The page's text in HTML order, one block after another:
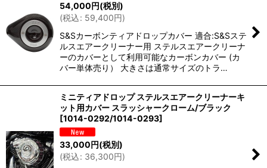
54,000円(税別)
(税込: 59,400円)
S&Sカーボンティアドロップカバー 適合:S&Sステ
ルスエアークリーナー用 ステルスエアークリーナ
ーのカバーとして利用可能なカーボンカバー (カ
バー単体売り） 大きさは通常サイズのトラ…
ミニティアドロップ ステルスエアークリーナーキ
ット用カバー スラッシャークローム/ブラック
[1014-0292/1014-0293]
33,000円(税別)
(税込: 36,300円)